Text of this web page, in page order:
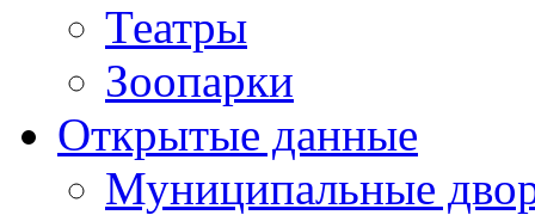
Театры
Зоопарки
Открытые данные
Муниципальные